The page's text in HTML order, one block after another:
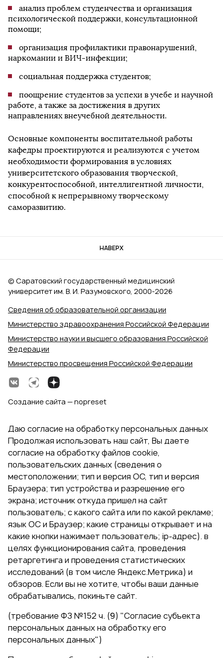
анализ проблем студенчества и организация
психологической поддержки, консультационной
помощи;
организация профилактики правонарушений,
наркомании и ВИЧ-инфекции;
социальная поддержка студентов;
поощрение студентов за успехи в учебе и научной
работе, а также за достижения в других
направлениях внеучебной деятельности.
Основные компоненты воспитательной работы
кафедры проектируются и реализуются с учетом
необходимости формирования в условиях
университетского образования творческой,
конкурентоспособной, интеллигентной личности,
способной к непрерывному творческому
саморазвитию.
НАВЕРХ
Сведения об образовательной организации
Министерство здравоохранения Российской Федерации
Министерство науки и высшего образования Российской
Федерации
Министерство просвещения Российской Федерации
© Саратовский государственный медицинский
университет им. В. И. Разумовского, 2000‑2026
Создание сайта — nopreset
Даю согласие на обработку персональных данных
Продолжая использовать наш сайт, Вы даете
согласие на обработку файлов cookie,
пользовательских данных (сведения о
местоположении; тип и версия ОС, тип и версия
Браузера; тип устройства и разрешение его
экрана; источник откуда пришел на сайт
пользователь; с какого сайта или по какой рекламе;
язык ОС и Браузер; какие страницы открывает и на
какие кнопки нажимает пользователь; ip-адрес). в
целях функционирования сайта, проведения
ретаргетинга и проведения статистических
исследований (в том числе Яндекс.Метрика) и
обзоров. Если вы не хотите, чтобы ваши данные
обрабатывались, покиньте сайт.
(требование ФЗ №152 ч. (9) "Согласие субъекта
персональных данных на обработку его
персональных данных")